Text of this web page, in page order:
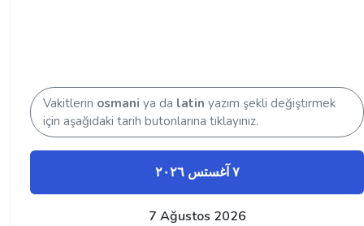
Vakitlerin osmani ya da latin yazım şekli değiştirmek
için aşağıdaki tarih butonlarına tıklayınız.
٧ آغستس ۲۰۲٦
7 Ağustos 2026